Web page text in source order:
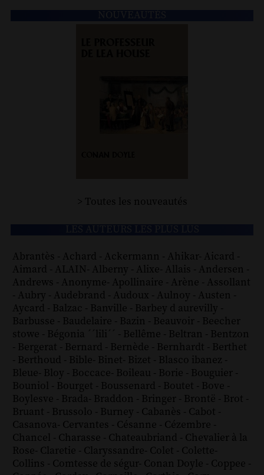
> Toutes les nouveautés
Abrantès - Achard - Ackermann - Ahikar- Aicard -
Aimard - ALAIN- Alberny - Alixe- Allais - Andersen -
Andrews - Anonyme- Apollinaire - Arène - Assollant
- Aubry - Audebrand - Audoux - Aulnoy - Austen -
Aycard - Balzac - Banville - Barbey d aurevilly -
Barbusse - Baudelaire - Bazin - Beauvoir - Beecher
stowe - Bégonia ´´lili´´ - Bellême - Beltran - Bentzon
- Bergerat - Bernard - Bernède - Bernhardt - Berthet
- Berthoud - Bible- Binet- Bizet - Blasco ibanez -
Bleue- Bloy - Boccace- Boileau - Borie - Bouguier -
Bouniol - Bourget - Boussenard - Boutet - Bove -
Boylesve - Brada- Braddon - Bringer - Brontë - Brot -
Bruant - Brussolo - Burney - Cabanès - Cabot -
Casanova- Cervantes - Césanne - Cézembre -
Chancel - Charasse - Chateaubriand - Chevalier à la
Rose- Claretie - Claryssandre- Colet - Colette-
Collins - Comtesse de ségur- Conan Doyle - Coppee -